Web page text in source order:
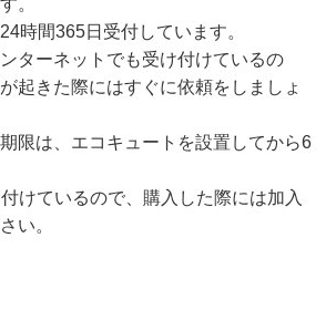
。
時間365日受付しています。
ターネットでも受け付けているの
起きた際にはすぐに依頼をしましょ
限は、エコキュートを設置してから6
けているので、購入した際には加入
い。